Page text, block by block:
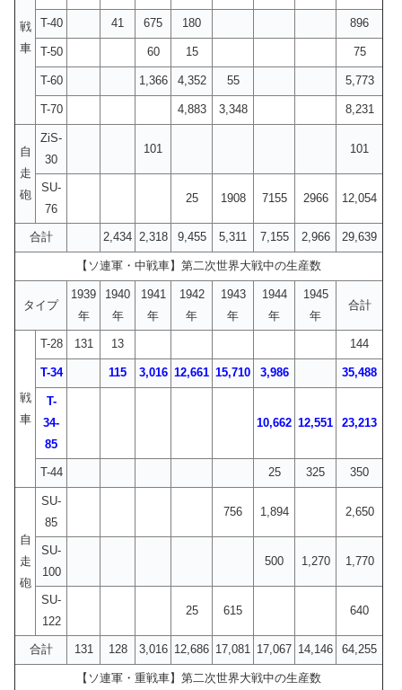
戦
車
T-40 41 675 180 896
T-50 60 15 75
T-60 1,366 4,352 55 5,773
T-70 4,883 3,348 8,231
自
走
砲
ZiS-
30
101 101
SU-
76
25 1908 7155 2966 12,054
合計 2,434 2,318 9,455 5,311 7,155 2,966 29,639
【ソ連軍・中戦車】第二次世界大戦中の生産数
タイプ
1939
年
1940
年
1941
年
1942
年
1943
年
1944
年
1945
年
合計
戦
車
T-28 131 13 144
T-34 115 3,016 12,661 15,710 3,986 35,488
T-
34-
85
10,662 12,551 23,213
T-44 25 325 350
自
走
砲
SU-
85
756 1,894 2,650
SU-
100
500 1,270 1,770
SU-
122
25 615 640
合計 131 128 3,016 12,686 17,081 17,067 14,146 64,255
【ソ連軍・重戦車】第二次世界大戦中の生産数